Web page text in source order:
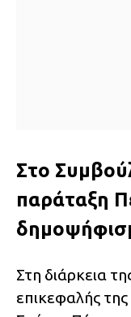
Στο
παράταξη
Στη διάρκεια
επικεφαλής